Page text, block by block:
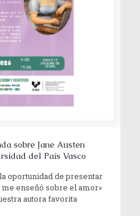
sobre Jane Austen
del País Vasco
oportunidad de presentar
me enseñó sobre el amor»
autora favorita